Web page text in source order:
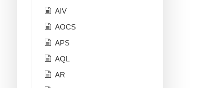
AIV
AOCS
APS
AQL
AR